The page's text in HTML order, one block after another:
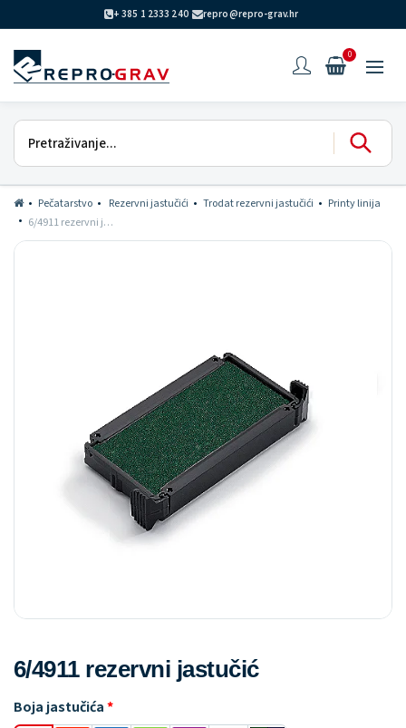
+ 385 1 2333 240 repro@repro-grav.hr
0
Pečatarstvo Rezervni jastučići Trodat rezervni jastučići
Printy linija
6/4911 rezervni jastučić
6/4911 rezervni jastučić
Boja jastučića